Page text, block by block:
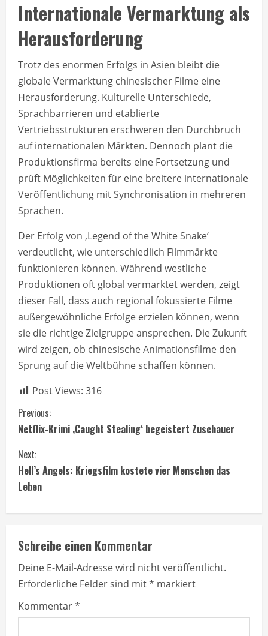
Internationale Vermarktung als
Herausforderung
Trotz des enormen Erfolgs in Asien bleibt die
globale Vermarktung chinesischer Filme eine
Herausforderung. Kulturelle Unterschiede,
Sprachbarrieren und etablierte
Vertriebsstrukturen erschweren den Durchbruch
auf internationalen Märkten. Dennoch plant die
Produktionsfirma bereits eine Fortsetzung und
prüft Möglichkeiten für eine breitere internationale
Veröffentlichung mit Synchronisation in mehreren
Sprachen.
Der Erfolg von ‚Legend of the White Snake‘
verdeutlicht, wie unterschiedlich Filmmärkte
funktionieren können. Während westliche
Produktionen oft global vermarktet werden, zeigt
dieser Fall, dass auch regional fokussierte Filme
außergewöhnliche Erfolge erzielen können, wenn
sie die richtige Zielgruppe ansprechen. Die Zukunft
wird zeigen, ob chinesische Animationsfilme den
Sprung auf die Weltbühne schaffen können.
Post Views: 316
C
o
n
t
i
n
u
e
R
Previous:
Netflix-Krimi ‚Caught Stealing‘ begeistert Zuschauer
Next:
Hell’s Angels: Kriegsfilm kostete vier Menschen das
Leben
Schreibe einen Kommentar
Deine E-Mail-Adresse wird nicht veröffentlicht.
Erforderliche Felder sind mit* markiert
Kommentar*